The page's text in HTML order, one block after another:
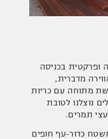
ופרקטית בכניסה
מדברית,
מתוחה עם כריות
נוצלנו לטובת
תמרים.
כדור-עף חופים